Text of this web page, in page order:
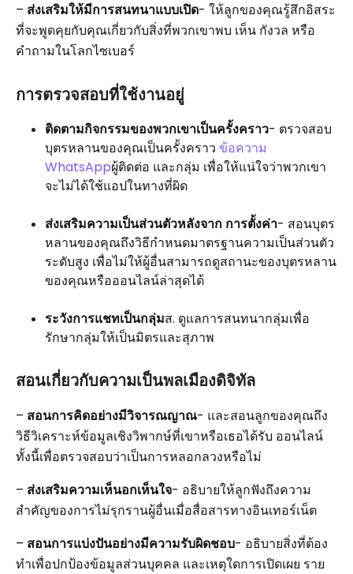
– ส่งเสริมให้มีการสนทนาแบบเปิด- ให้ลูกของคุณรู้สึกอิสระ
ที่จะพูดคุยกับคุณเกี่ยวกับสิ่งที่พวกเขาพบ เห็น กังวล หรือ
คำถามในโลกไซเบอร์
การตรวจสอบที่ใช้งานอยู่
ติดตามกิจกรรมของพวกเขาเป็นครั้งคราว- ตรวจสอบ
บุตรหลานของคุณเป็นครั้งคราว ข้อความ
WhatsAppผู้ติดต่อ และกลุ่ม เพื่อให้แน่ใจว่าพวกเขา
จะไม่ได้ใช้แอปในทางที่ผิด
ส่งเสริมความเป็นส่วนตัวหลังจาก การตั้งค่า- สอนบุตร
หลานของคุณถึงวิธีกำหนดมาตรฐานความเป็นส่วนตัว
ระดับสูง เพื่อไม่ให้ผู้อื่นสามารถดูสถานะของบุตรหลาน
ของคุณหรือออนไลน์ล่าสุดได้
ระวังการแชทเป็นกลุ่มส. ดูแลการสนทนากลุ่มเพื่อ
รักษากลุ่มให้เป็นมิตรและสุภาพ
สอนเกี่ยวกับความเป็นพลเมืองดิจิทัล
– สอนการคิดอย่างมีวิจารณญาณ- และสอนลูกของคุณถึง
วิธีวิเคราะห์ข้อมูลเชิงวิพากษ์ที่เขาหรือเธอได้รับ ออนไลน์
ทั้งนี้เพื่อตรวจสอบว่าเป็นการหลอกลวงหรือไม่
– ส่งเสริมความเห็นอกเห็นใจ- อธิบายให้ลูกฟังถึงความ
สำคัญของการไม่รุกรานผู้อื่นเมื่อสื่อสารทางอินเทอร์เน็ต
– สอนการแบ่งปันอย่างมีความรับผิดชอบ- อธิบายสิ่งที่ต้อง
ทำเพื่อปกป้องข้อมูลส่วนบุคคล และเหตุใดการเปิดเผย ราย